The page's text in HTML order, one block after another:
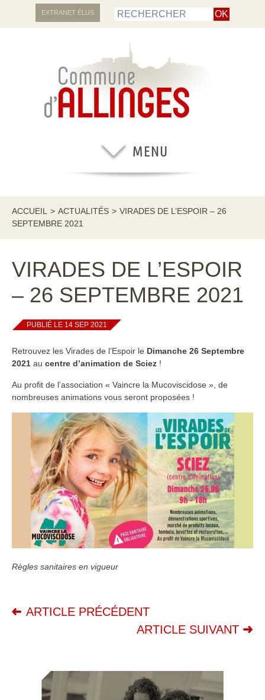
EXTRANET ÉLUS
ACCUEIL > ACTUALITÉS > VIRADES DE L’ESPOIR – 26
SEPTEMBRE 2021
VIRADES DE L’ESPOIR
– 26 SEPTEMBRE 2021
PUBLIÉ LE 14 SEP 2021
Retrouvez les Virades de l’Espoir le Dimanche 26 Septembre
2021 au centre d’animation de Sciez !
Au profit de l’association « Vaincre la Mucoviscidose », de
nombreuses animations vous seront proposées !
Règles sanitaires en vigueur
ARTICLE PRÉCÉDENT
ARTICLE SUIVANT